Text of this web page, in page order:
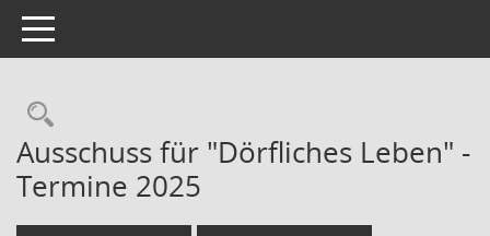
Toggle navigation
Rechercheauswahl
Ausschuss für "Dörfliches Leben" -
Termine 2025